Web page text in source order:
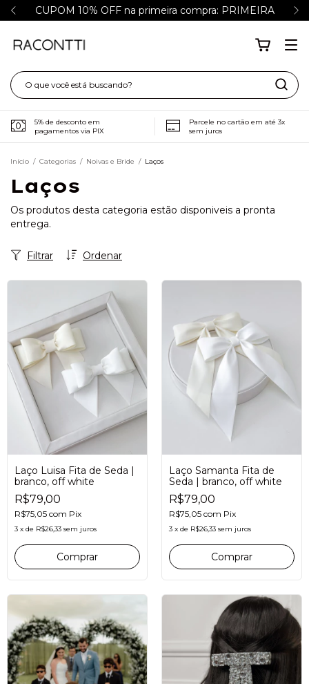
CUPOM 10% OFF na primeira compra: PRIMEIRA
5% de desconto em
pagamentos via PIX
Parcele no cartão em até 3x
sem juros
Início / Categorias / Noivas e Bride / Laços
Laços
Os produtos desta categoria estão disponiveis a pronta
entrega.
Ordenar
Filtrar
Laço Luisa Fita de Seda |
branco, off white
R$79,00
R$75,05 com Pix
3 x de R$26,33 sem juros
Comprar
Laço Samanta Fita de
Seda | branco, off white
R$79,00
R$75,05 com Pix
3 x de R$26,33 sem juros
Comprar